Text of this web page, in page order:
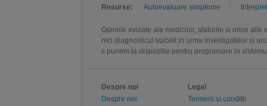
Resurse: Autoevaluare simptome
Opiniile avizate ale medicilor, sfaturile si orice
nici diagnosticul stabilit in urma investigatiilor si
ii punem la dispozitie pentru programare in
Despre noi
Despre noi
Legal
Termeni si conditii